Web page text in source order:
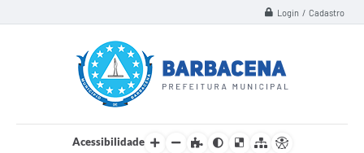
Login / Cadastro
Acessibilidade